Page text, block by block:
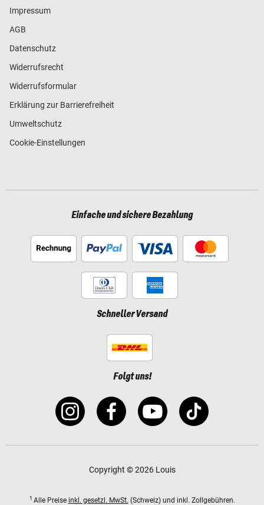
Impressum
AGB
Datenschutz
Widerrufsrecht
Widerrufsformular
Erklärung zur Barrierefreiheit
Umweltschutz
Cookie-Einstellungen
Einfache und sichere Bezahlung
Schneller Versand
Folgt uns!
Copyright © 2026 Louis
1 Alle Preise inkl. gesetzl. MwSt. (Schweiz) und inkl. Zollgebühren.